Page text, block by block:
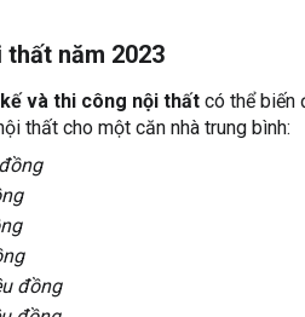
thất năm 2023
và thi công nội thất có thể biến
thất cho một căn nhà trung bình:
đồng